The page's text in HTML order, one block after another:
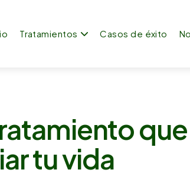
Tratamientos Casos de éxito
tu vida